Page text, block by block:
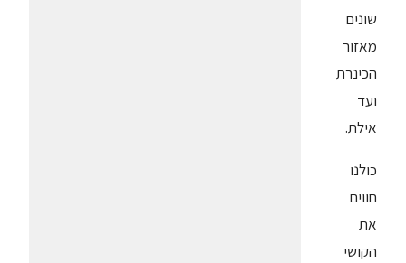
שונים
מאזור
הכינרת
ועד
אילת.
כולנו
חווים
את
הקושי